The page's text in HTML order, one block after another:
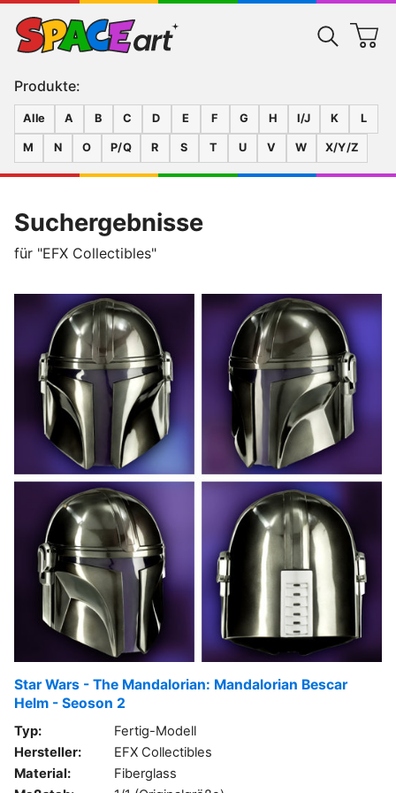
Produkte:
Alle A B C D E F G H I/J K L
M N O P/Q R S T U V W X/Y/Z
Suchergebnisse
für "EFX Collectibles"
Star Wars - The Mandalorian: Mandalorian Bescar
Helm - Seoson 2
Typ:
Fertig-Modell
Hersteller:
EFX Collectibles
Material:
Fiberglass